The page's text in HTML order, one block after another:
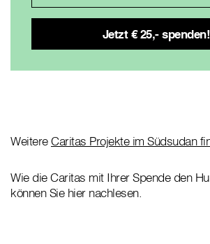
WeitereCaritas Projekte im Südsudan
Wie die Caritas mit Ihrer Spende den
können Sie hier nachlesen.